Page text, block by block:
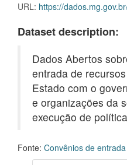
URL: https://dados.mg.gov.br/dataset/12253b1a-1171-4453-90f8-f84517cf147b/
Dataset description:
Dados Abertos
entrada de
Estado com o
e organizações da
execução de
Fonte: Convênios de